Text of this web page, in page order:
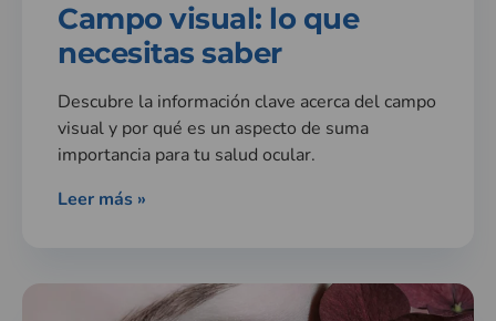
Campo visual: lo que
necesitas saber
Descubre la información clave acerca del campo
visual y por qué es un aspecto de suma
importancia para tu salud ocular.
Leer más »